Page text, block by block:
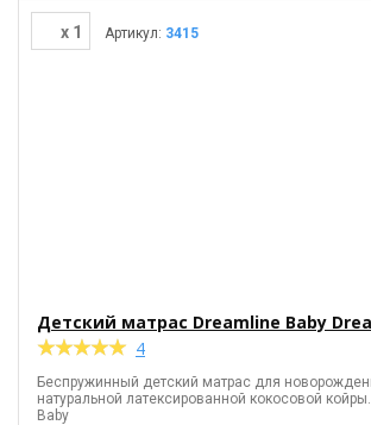
x 1 Артикул: 3415
Детский матрас Dreamline Baby
★
★★
★★
★★
★★
★ 4
Беспружинный детский матрас для
натуральной латексированной кокосовой
Baby